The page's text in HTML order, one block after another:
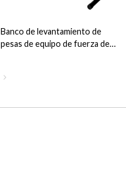
Banco de levantamiento de
pesas de equipo de fuerza de